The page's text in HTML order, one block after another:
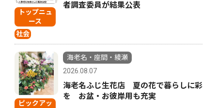
トップニュ
ース
社会
者調査委員が結果公表
ピックアッ
海老名・座間・綾瀬
2026.08.07
海老名ふじ生花店 夏の花で暮らしに彩
を お盆・お彼岸用も充実